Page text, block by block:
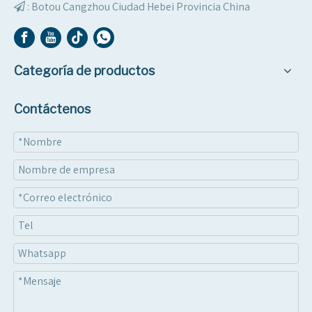
 : Botou Cangzhou Ciudad Hebei Provincia China
Categoría de productos
Contáctenos